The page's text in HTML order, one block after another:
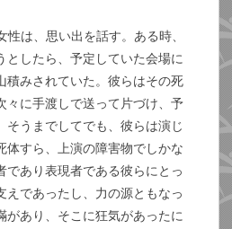
は、思い出を話す。ある時、
としたら、予定していた会場に
積みされていた。彼らはその死
々に手渡しで送って片づけ、予
そうまでしてでも、彼らは演じ
体すら、上演の障害物でしかな
であり表現者である彼らにとっ
えであったし、力の源ともなっ
があり、そこに狂気があったに